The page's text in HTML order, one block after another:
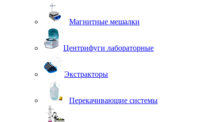
Магнитные мешалки
Центрифуги лабораторные
Экстракторы
Перекачивающие системы